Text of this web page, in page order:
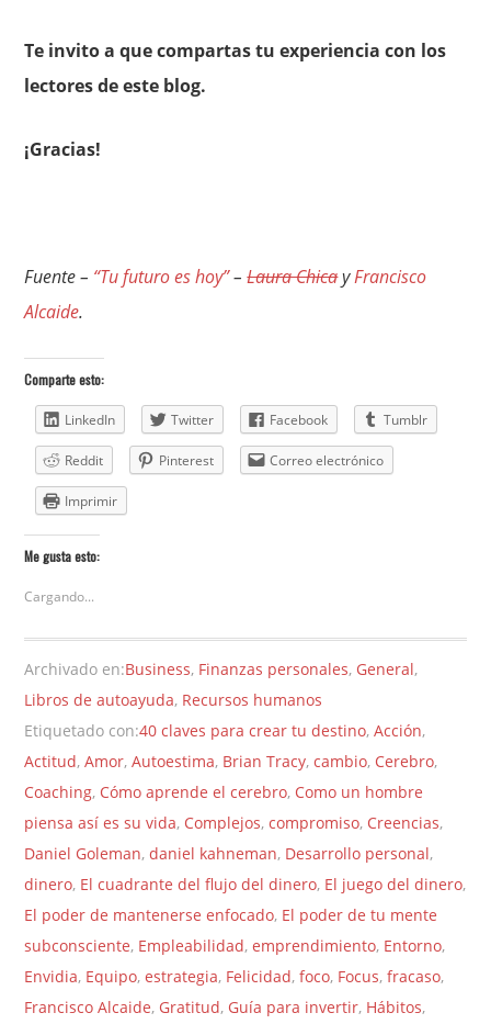
Te invito a que compartas tu experiencia con los
lectores de este blog.
¡Gracias!
Fuente – “Tu futuro es hoy”–Laura ChicayFrancisco
Alcaide.
Comparte esto:
LinkedIn Twitter Facebook Tumblr
Reddit Pinterest Correo electrónico
Imprimir
Me gusta esto:
Cargando...
Archivado en:Business, Finanzas personales, General,
Libros de autoayuda, Recursos humanos
Etiquetado con:40 claves para crear tu destino,Acción,
Actitud,Amor,Autoestima, Brian Tracy,cambio, Cerebro,
Coaching, Cómo aprende el cerebro, Como un hombre
piensa así es su vida, Complejos,compromiso, Creencias,
Daniel Goleman,daniel kahneman, Desarrollo personal,
dinero, El cuadrante del flujo del dinero, El juego del dinero,
El poder de mantenerse enfocado, El poder de tu mente
subconsciente, Empleabilidad,emprendimiento, Entorno,
Envidia, Equipo,estrategia, Felicidad,foco, Focus,fracaso,
Francisco Alcaide, Gratitud, Guía para invertir, Hábitos,